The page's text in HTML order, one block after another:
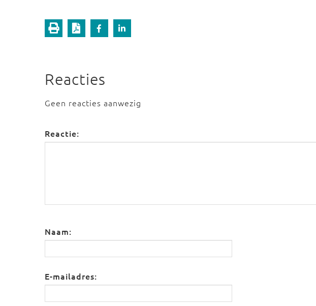
Reacties
Geen reacties aanwezig
Reactie:
Naam:
E-mailadres: